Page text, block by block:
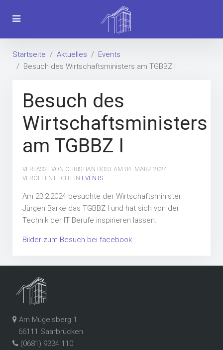
Startseite Aktuelles
Events
Besuch des Wirtschaftsministers am TGBBZ I
Besuch des
Wirtschaftsministers
am TGBBZ I
VERFASST VON CHRISTIAN BOST AM 04. MÄRZ 2024.
VERÖFFENTLICHT IN EVENTS
Am 23.2.2024 besuchte der Wirtschaftsminister
Jürgen Barke das TGBBZ I und hat sich von der
Technik der IT Berufe inspirieren lassen.
Bilder zum Besuch bei facebook
Am Mügelsberg 1
66111 Saarbrücken
(0681) 9334 110